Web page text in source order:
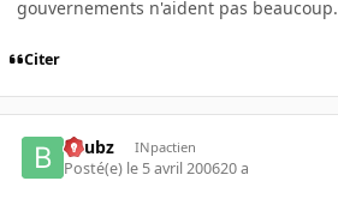
gouvernements n'aident pas beaucoup.
Citer
beubz INpactien
Posté(e) le 5 avril 200620 a